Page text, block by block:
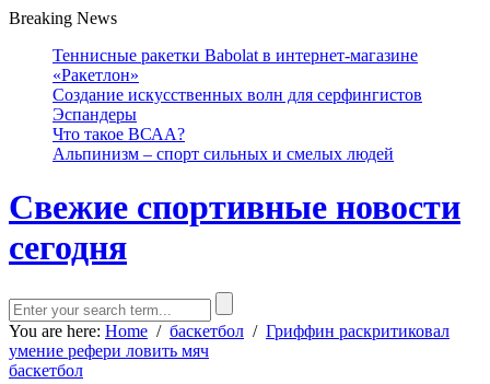
Breaking News
Теннисные ракетки Babolat в интернет-магазине
«Ракетлон»
Создание искусственных волн для серфингистов
Эспандеры
Что такое ВСАА?
Альпинизм – спорт сильных и смелых людей
Свежие спортивные новости
сегодня
You are here: Home / баскетбол / Гриффин раскритиковал
умение рефери ловить мяч
баскетбол